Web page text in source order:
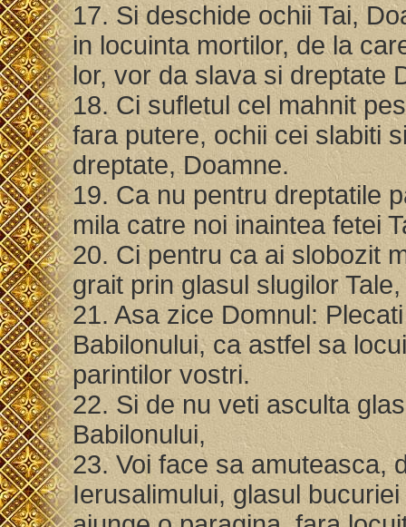
17. Si deschide ochii Tai,
in locuinta mortilor, de la
lor, vor da slava si dreptate
18. Ci sufletul cel mahnit
fara putere, ochii cei slabiti
dreptate, Doamne.
19. Ca nu pentru dreptatile
mila catre noi inaintea fetei
20. Ci pentru ca ai slobozit
grait prin glasul slugilor
21. Asa zice Domnul:
Babilonului, ca astfel sa
parintilor vostri.
22. Si de nu veti asculta
Babilonului,
23. Voi face sa amuteasca,
Ierusalimului, glasul